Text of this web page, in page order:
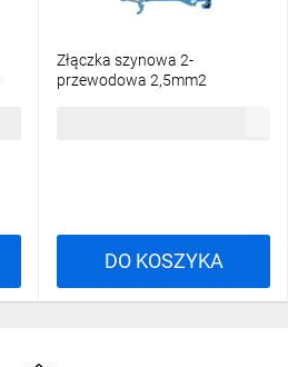
Złączka szynowa 2-
przewodowa 2,5mm2
DO KOSZYKA